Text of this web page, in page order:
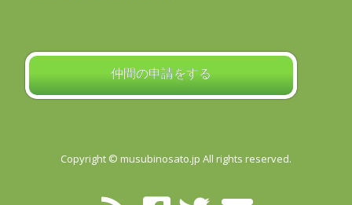
仲間の申請をする
Copyright © musubinosato.jp All rights reserved.